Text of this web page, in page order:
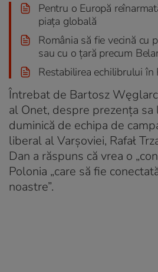
Pentru o Europă
piața globală
România să fie vecină cu
sau cu o țară precum
Restabilirea echilibrului în
Întrebat de Bartosz
al Onet, despre prezența
duminică de echipa de
liberal al Varșoviei, Rafał
Dan a răspuns că vrea o
Polonia „care să fie
noastre”.